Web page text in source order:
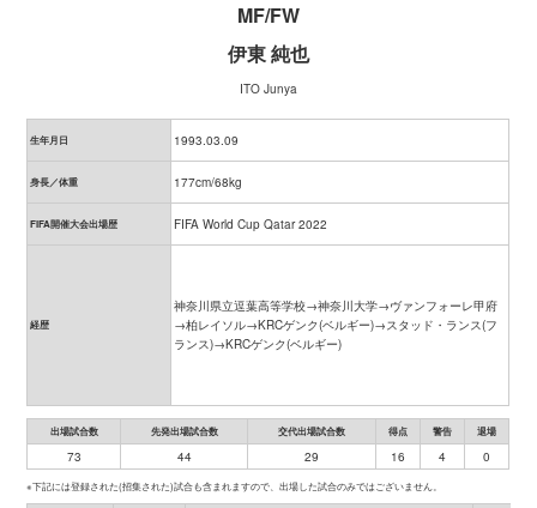
MF/FW
伊東 純也
ITO Junya
生年月日 1993.03.09
身長／体重 177cm/68kg
FIFA開催大会出場歴 FIFA World Cup Qatar 2022
経歴
神奈川県立逗葉高等学校→神奈川大学→ヴァンフォーレ甲府
→柏レイソル→KRCゲンク(ベルギー)→スタッド・ランス(フ
ランス)→KRCゲンク(ベルギー)
出場試合数 先発出場試合数 交代出場試合数 得点 警告 退場
73 44 29 16 4 0
※下記には登録された(招集された)試合も含まれますので、出場した試合のみではございません。